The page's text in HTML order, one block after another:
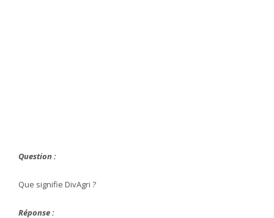
Question :
Que signifie DivAgri ?
Réponse :